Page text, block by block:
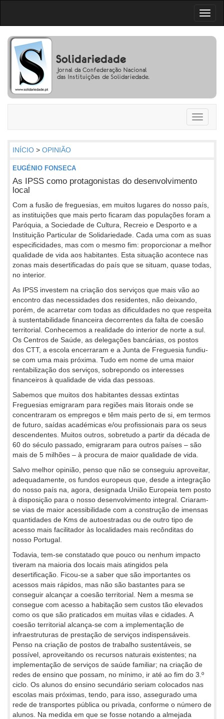
Toggle
INÍCIO > OPINIÃO
EUGÉNIO FONSECA
As IPSS como protagonistas do desenvolvimento
local
Com a fusão de freguesias, em muitos lugares do nosso país,
as instituições que mais perto ficaram das populações foram a
Paróquia, a Sociedade de Cultura, Recreio e Desporto e a
Instituição Particular de Solidariedade. Cada uma com as suas
especificidades, mas com o mesmo fim: proporcionar a melhor
qualidade de vida aos habitantes. Esta situação acontece nas
zonas mais desertificadas do país que se situam, quase todas,
no interior.
As IPSS investem na criação dos serviços que mais vão ao
encontro das necessidades dos residentes, não deixando,
porém, de acarretar com todas as dificuldades no que respeita
à sustentabilidade financeira decorrentes da falta de coesão
territorial. Conhecemos a realidade do interior de norte a sul.
Os Centros de Saúde, as delegações bancárias, os postos
dos CTT, a escola encerraram e a Junta de Freguesia fundiu-
se com uma mais próxima. Tudo em nome de uma maior
rentabilização dos serviços, sobrepondo os interesses
financeiros à qualidade de vida das pessoas.
Sabemos que muitos dos habitantes dessas extintas
Freguesias emigraram para regiões mais litorais onde se
concentraram os empregos e têm mais perto de si, em termos
de futuro, saídas académicas e/ou profissionais para os seus
descendentes. Muitos outros, sobretudo a partir da década de
60 do século passado, emigraram para outros países – são
mais de 5 milhões – à procura de maior qualidade de vida.
Salvo melhor opinião, penso que não se conseguiu aproveitar,
adequadamente, os fundos europeus que, desde a integração
do nosso país na, agora, designada União Europeia tem posto
à disposição para o nosso desenvolvimento integral. Criaram-
se vias de maior acessibilidade com a construção de imensas
quantidades de Kms de autoestradas ou de outro tipo de
acesso mais facilitador às localidades mais recônditas do
nosso Portugal.
Todavia, tem-se constatado que pouco ou nenhum impacto
tiveram na maioria dos locais mais atingidos pela
desertificação. Ficou-se a saber que são importantes os
acessos mais rápidos, mas não são bastantes para se
conseguir alcançar a coesão territorial. Nem a mesma se
consegue com acesso a habitação sem custos tão elevados
como os que são praticados em muitas vilas e cidades. A
coesão territorial alcança-se com a implementação de
infraestruturas de prestação de serviços indispensáveis.
Penso na criação de postos de trabalho sustentáveis, se
possível, aproveitando os recursos naturais existentes; na
implementação de serviços de saúde familiar; na criação de
redes de ensino que possam, no mínimo, ir até ao fim do 3.º
ciclo. Os alunos do ensino secundário seriam colocados nas
escolas mais próximas, tendo, para isso, assegurado uma
rede de transportes pública ou privada, conforme o número de
alunos. Na medida em que se fosse notando a almejada